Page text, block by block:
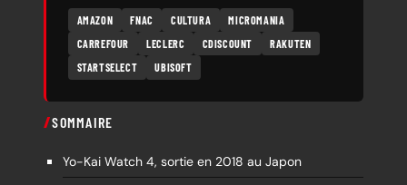
AMAZON FNAC CULTURA
MICROMANIA
CARREFOUR
LECLERC CDISCOUNT
RAKUTEN
STARTSELECT
UBISOFT
SOMMAIRE
Yo-Kai Watch 4, sortie en 2018 au Japon